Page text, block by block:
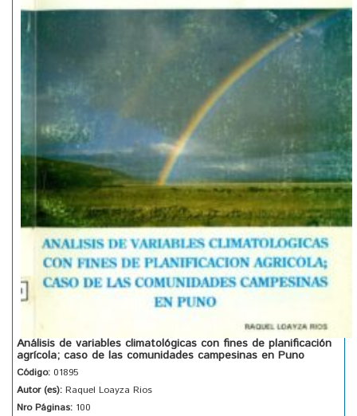
Análisis de variables climatológicas con fines de planificación
agrícola; caso de las comunidades campesinas en Puno
Código: 01895
Autor (es): Raquel Loayza Rios
Nro Páginas: 100